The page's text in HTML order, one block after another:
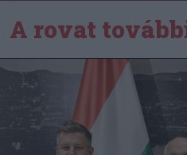
A rovat